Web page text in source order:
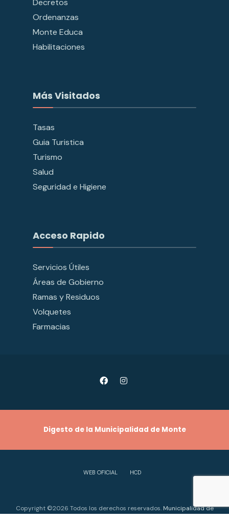
Decretos
Ordenanzas
Monte Educa
Habilitaciones
Más Visitados
Tasas
Guia Turistica
Turismo
Salud
Seguridad e Higiene
Acceso Rapido
Servicios Útiles
Áreas de Gobierno
Ramas y Residuos
Volquetes
Farmacias
Digesto de la Municipalidad de Monte
WEB OFICIAL HCD
Copyright ©2026 Todos los derechos reservados.Municipalidad de